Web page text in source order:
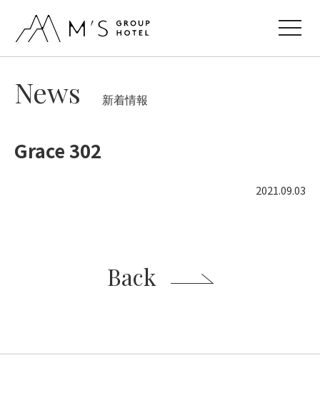
toggle
News 新着情報
Grace 302
2021.09.03
Back